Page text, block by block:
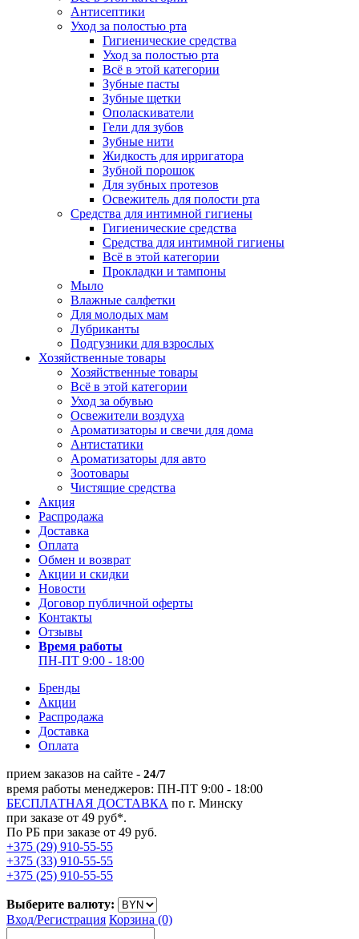
Антисептики
Уход за полостью рта
Гигиенические средства
Уход за полостью рта
Всё в этой категории
Зубные пасты
Зубные щетки
Ополаскиватели
Гели для зубов
Зубные нити
Жидкость для ирригатора
Зубной порошок
Для зубных протезов
Освежитель для полости рта
Средства для интимной гигиены
Гигиенические средства
Средства для интимной гигиены
Всё в этой категории
Прокладки и тампоны
Мыло
Влажные салфетки
Для молодых мам
Лубриканты
Подгузники для взрослых
Хозяйственные товары
Хозяйственные товары
Всё в этой категории
Уход за обувью
Освежители воздуха
Ароматизаторы и свечи для дома
Антистатики
Ароматизаторы для авто
Зоотовары
Чистящие средства
Акция
Распродажа
Доставка
Оплата
Обмен и возврат
Акции и скидки
Новости
Договор публичной оферты
Контакты
Отзывы
Время работы
ПН-ПТ 9:00 - 18:00
Бренды
Акции
Распродажа
Доставка
Оплата
прием заказов на сайте - 24/7
время работы менеджеров: ПН-ПТ 9:00 - 18:00
БЕСПЛАТНАЯ ДОСТАВКА по г. Минску
при заказе от 49 руб*.
По РБ при заказе от 49 руб.
+375 (29) 910-55-55
+375 (33) 910-55-55
+375 (25) 910-55-55
Выберите валюту:
Вход/Регистрация Корзина (0)